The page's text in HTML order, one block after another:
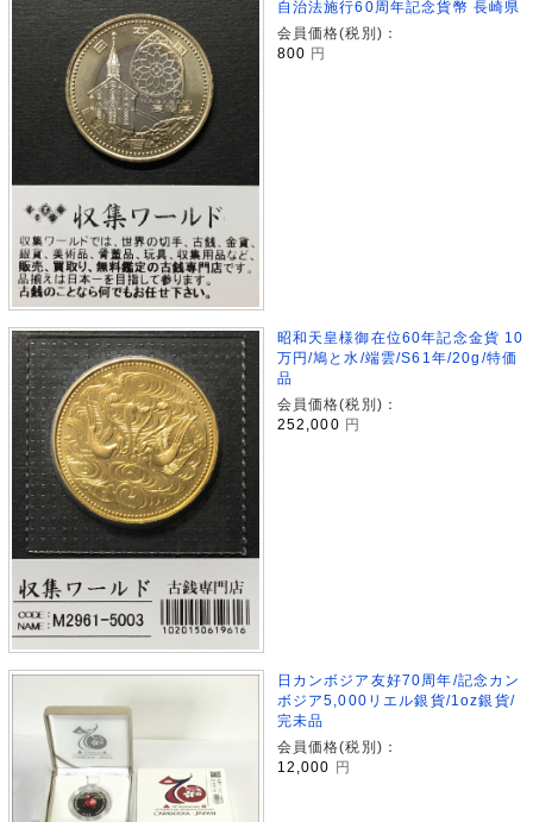
自治法施行60周年記念貨幣 長崎県
会員価格(税別)：
800 円
昭和天皇様御在位60年記念金貨 10
万円/鳩と水/端雲/S61年/20g/特価
品
会員価格(税別)：
252,000 円
日カンボジア友好70周年/記念カン
ボジア5,000リエル銀貨/1oz銀貨/
完未品
会員価格(税別)：
12,000
円